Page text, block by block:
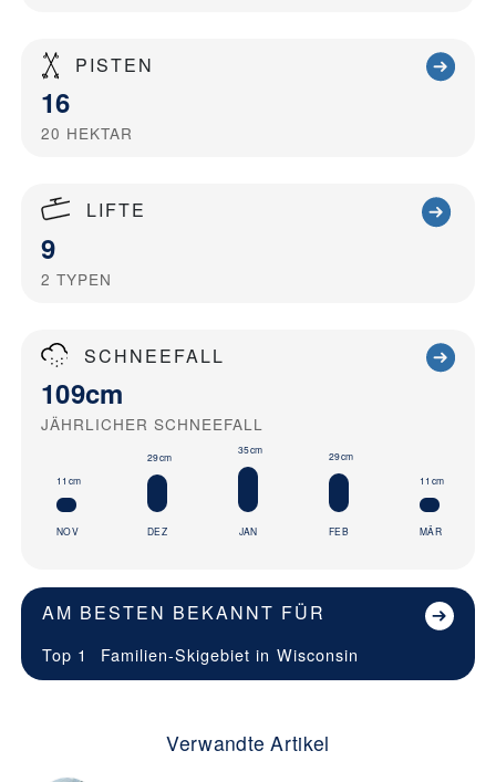
PISTEN
16
20 HEKTAR
LIFTE
9
2 TYPEN
SCHNEEFALL
109cm
JÄHRLICHER SCHNEEFALL
11cm
NOV
29cm
DEZ
35cm
JAN
29cm
FEB
11cm
MÄR
AM BESTEN BEKANNT FÜR
Top 1 Familien-Skigebiet in Wisconsin
Verwandte Artikel